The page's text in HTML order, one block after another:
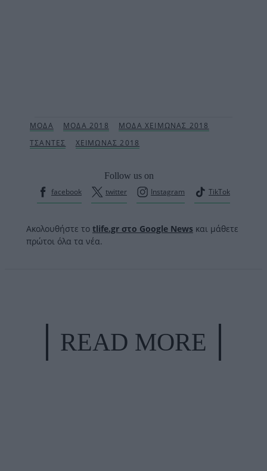
Follow us on
facebook
twitter Instagram TikTok
Ακολουθήστε το tlife.gr στο Google News και μάθετε
πρώτοι όλα τα νέα.
READ MORE